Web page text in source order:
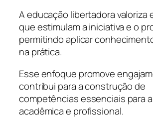
A educação libertadora valoriza
que estimulam a iniciativa e o
permitindo aplicar
na prática.
Esse enfoque promove
contribui para a construção de
competências essenciais para
acadêmica e profissional.